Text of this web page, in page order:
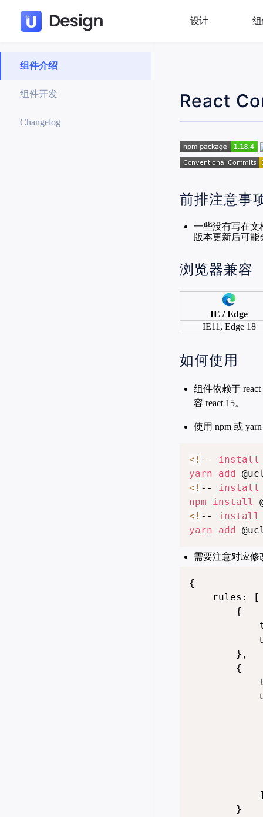
设计 组
组件介绍
组件开发
Changelog
React
前排注意事
一些没有写在文
版本更新后可能
浏览器兼容
IE / Edge
IE11, Edge 18
如何使用
组件依赖于
容 react 15。
使用 npm 或
< ! -- install
yarn
add
< ! -- install
npm
install
< ! -- install
yarn
add
需要注意对应修
{
    rules: [
        {
        },
        {
        }